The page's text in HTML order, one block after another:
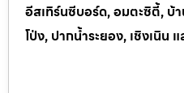
อีสเทิร์นซีบอร์ด, อมตะซิตี้, บ้
โป่ง, ปากน้ำระยอง, เชิงเนิน